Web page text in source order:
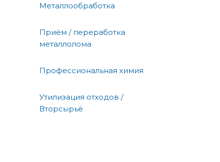
Металлообработка
Приём / переработка
металлолома
Профессиональная химия
Утилизация отходов /
Вторсырьё